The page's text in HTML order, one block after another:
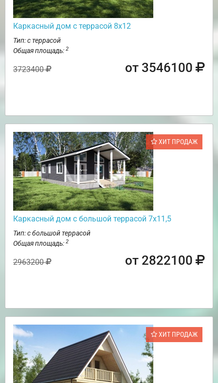
Каркасный дом с террасой 8х12
Тип: с террасой
Общая площадь: 2
3723400 от 3546100
ХИТ ПРОДАЖ
Каркасный дом с большой террасой 7х11,5
Тип: с большой террасой
Общая площадь: 2
2963200 от 2822100
ХИТ ПРОДАЖ